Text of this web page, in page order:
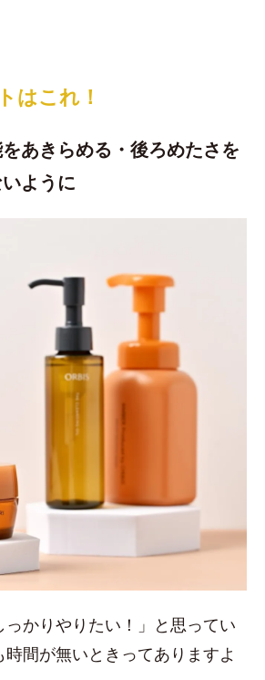
はこれ！
あきらめる・後ろめたさを
ように
っかりやりたい！」と思ってい
間が無いときってありますよ